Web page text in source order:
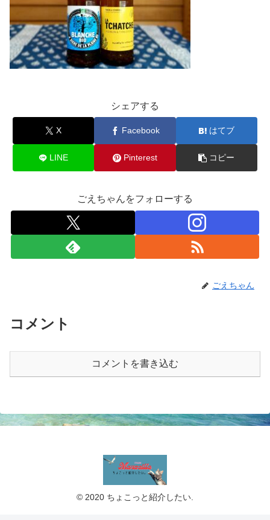
シェアする
X Facebook はてブ
LINE Pinterest コピー
ごえちゃんをフォローする
ごえちゃん
コメント
コメントを書き込む
© 2020 ちょこっと紹介したい.